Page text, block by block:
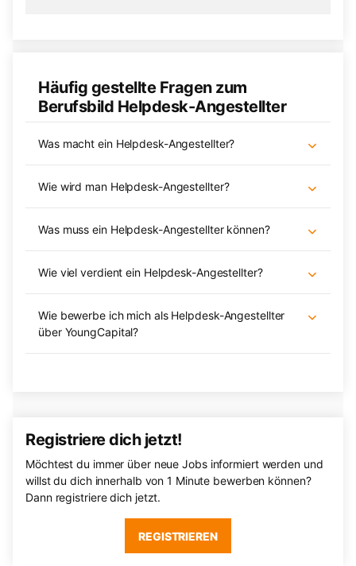
Häufig gestellte Fragen zum
Berufsbild Helpdesk-Angestellter
Was macht ein Helpdesk-Angestellter?
Wie wird man Helpdesk-Angestellter?
Was muss ein Helpdesk-Angestellter können?
Wie viel verdient ein Helpdesk-Angestellter?
Wie bewerbe ich mich als Helpdesk-Angestellter
über YoungCapital?
Registriere dich jetzt!
Möchtest du immer über neue Jobs informiert werden und
willst du dich innerhalb von 1 Minute bewerben können?
Dann registriere dich jetzt.
REGISTRIEREN